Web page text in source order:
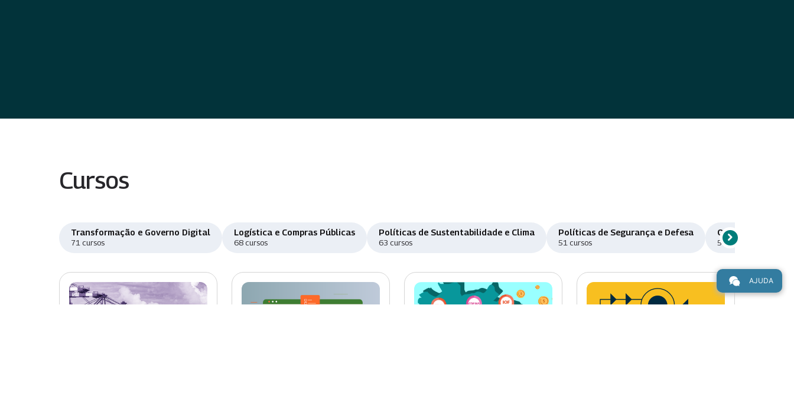
Cursos
Transformação e Governo Digital
71 cursos
Logística e Compras Públicas
68 cursos
Políticas de Sustentabilidade e Clima
63 cursos
Políticas de Segurança e Defesa
51 cursos
Orçamento e
50 cursos
Rolar para
chevron_right
AJUDA